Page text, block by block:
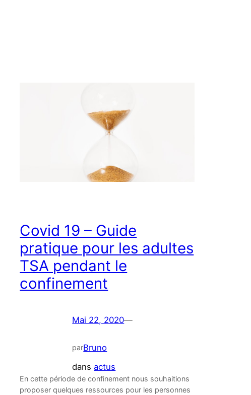
Covid 19 – Guide
pratique pour les adultes
TSA pendant le
confinement
Mai 22, 2020—
parBruno
dansactus
En cette période de confinement nous souhaitions
proposer quelques ressources pour les personnes